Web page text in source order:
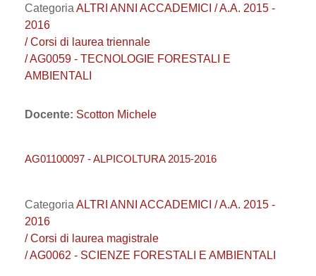
Categoria ALTRI ANNI ACCADEMICI / A.A. 2015 -
2016
/ Corsi di laurea triennale
/ AG0059 - TECNOLOGIE FORESTALI E
AMBIENTALI
Docente: Scotton Michele
AG01100097 - ALPICOLTURA 2015-2016
Categoria ALTRI ANNI ACCADEMICI / A.A. 2015 -
2016
/ Corsi di laurea magistrale
/ AG0062 - SCIENZE FORESTALI E AMBIENTALI